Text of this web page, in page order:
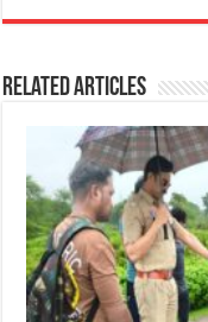
c
e
b
o
o
k
at
s
A
p
p
ss
n
g
e
r
Related Articles